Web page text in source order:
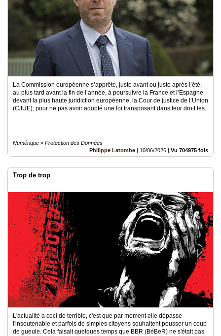
La Commission européenne s’apprête, juste avant ou juste après l’été,
au plus tard avant la fin de l’année, à poursuivre la France et l’Espagne
devant la plus haute juridiction européenne, la Cour de justice de l’Union
(CJUE), pour ne pas avoir adopté une loi transposant dans leur droit les..
Numérique » Protection des Données
Philippe Latombe | 10/06/2026 | Vu 704975 fois
Trop de trop
L'actualité a ceci de terrible, c'est que par moment elle dépasse
l'insoutenable et parfois de simples citoyens souhaitent pousser un coup
de gueule. Cela faisait quelques temps que BBR (BéBeR) ne s'était pas